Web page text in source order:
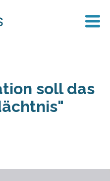
soll das